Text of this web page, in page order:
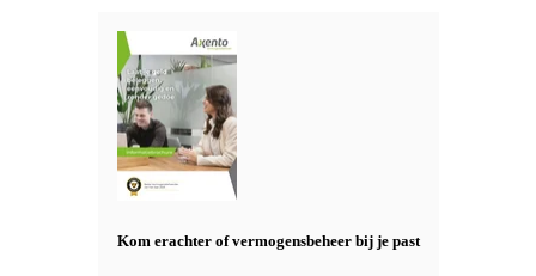
Kom erachter of vermogensbeheer bij je past